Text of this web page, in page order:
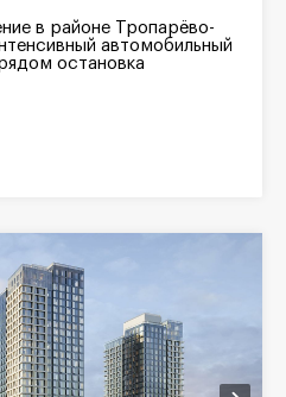
в районе Тропарёво-
автомобильный
остановка